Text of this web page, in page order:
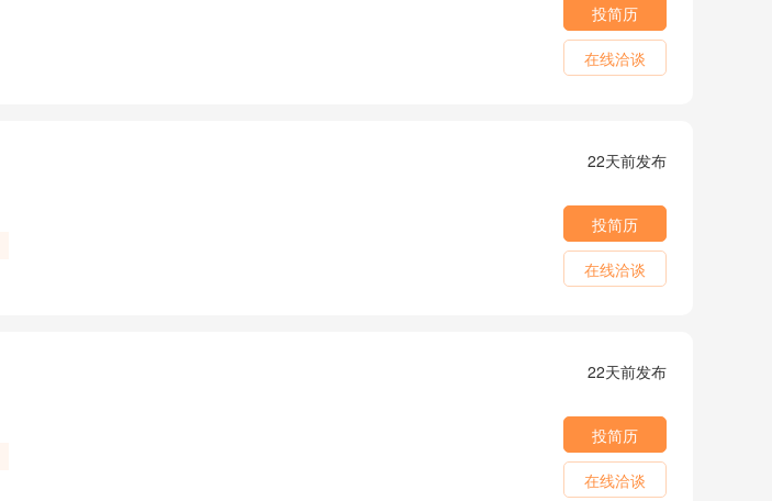
投简历
在线洽谈
22天前发布
投简历
在线洽谈
22天前发布
投简历
在线洽谈